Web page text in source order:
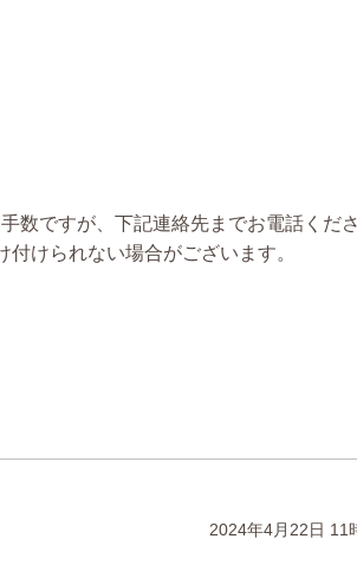
数ですが、下記連絡先までお電話くださ
けられない場合がございます。
2024年4月22日 11